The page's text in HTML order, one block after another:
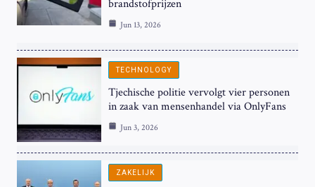
brandstofprijzen
Jun 13, 2026
TECHNOLOGY
Tjechische politie vervolgt vier personen
in zaak van mensenhandel via OnlyFans
Jun 3, 2026
ZAKELIJK